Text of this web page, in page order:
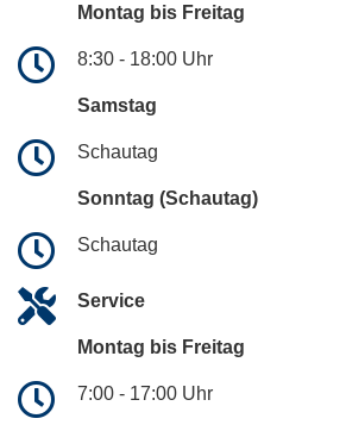
Montag bis Freitag
8:30 - 18:00 Uhr
Samstag
Schautag
Sonntag (Schautag)
Schautag
Service
Montag bis Freitag
7:00 - 17:00 Uhr